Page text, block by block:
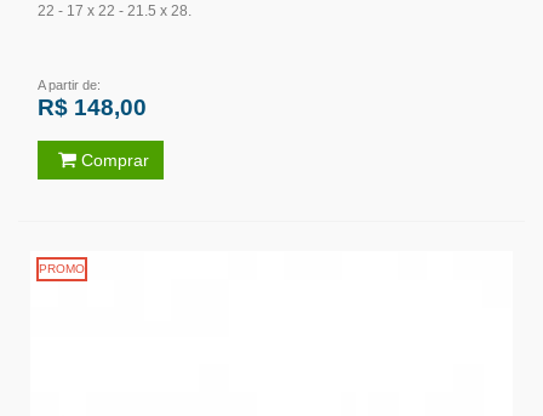
22 - 17 x 22 - 21.5 x 28.
A partir de:
R$ 148,00
Comprar
PROMO